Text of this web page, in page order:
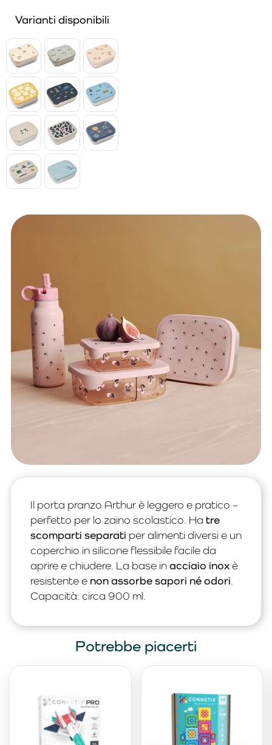
Varianti disponibili
Il porta pranzo Arthur è leggero e pratico –
perfetto per lo zaino scolastico. Ha tre
scomparti separati per alimenti diversi e un
coperchio in silicone flessibile facile da
aprire e chiudere. La base inacciaio inoxè
resistente e non assorbe sapori né odori.
Capacità: circa 900 ml.
Potrebbe piacerti